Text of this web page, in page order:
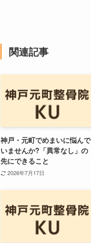
関連記事
神戸・元町でめまいに悩んで
いませんか?「異常なし」の
先にできること
2026年7月17日